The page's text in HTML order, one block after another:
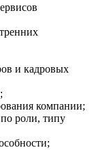
и кадровых
компании;
роли, типу